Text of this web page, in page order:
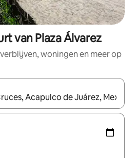
van Plaza Álvarez
woningen en meer op
beschikbaar zijn, maak je een keuze